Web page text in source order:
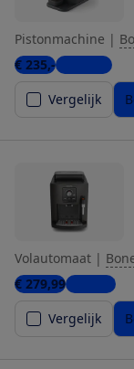
Pistonmachine |
€ 235,-6 winkels
Vergelijk
Volautomaat |
€ 279,991 winkel
Vergelijk